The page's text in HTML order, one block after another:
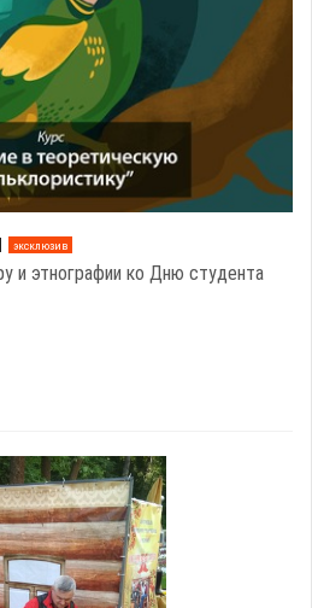
эксклюзив
и этнографии ко Дню студента